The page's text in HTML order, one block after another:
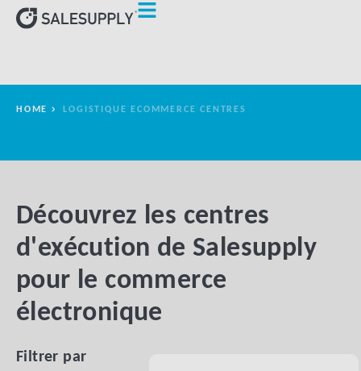
HOME LOGISTIQUE ECOMMERCE CENTRES
Découvrez les centres
d'exécution de Salesupply
pour le commerce
électronique
Filtrer par